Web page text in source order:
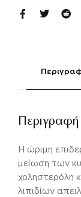
Περιγραφή
Η ώριμη
μείωση των
χοληστερόλη
λιπιδίων